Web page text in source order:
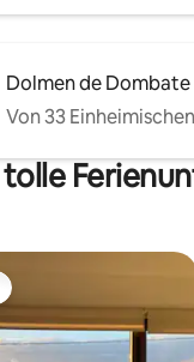
Dolmen de Dombate
Von 33